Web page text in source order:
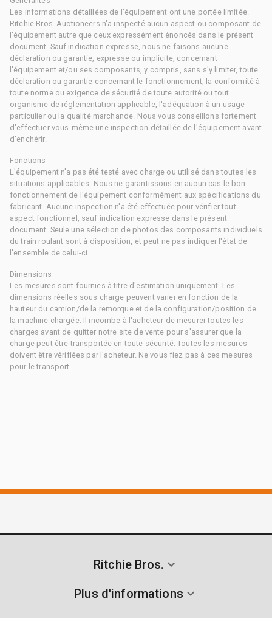
Les informations détaillées de l'équipement ont une portée limitée.
Ritchie Bros. Auctioneers n'a inspecté aucun aspect ou composant de
l'équipement autre que ceux expressément énoncés dans le présent
document. Sauf indication expresse, nous ne faisons aucune
déclaration ou garantie, expresse ou implicite, concernant
l'équipement et/ou ses composants, y compris, sans s'y limiter, toute
déclaration ou garantie concernant le fonctionnement, la conformité à
toute norme ou exigence de sécurité de toute autorité ou tout
organisme de réglementation applicable, l'adéquation à un usage
particulier ou la qualité marchande. Nous vous conseillons fortement
d'effectuer vous-même une inspection détaillée de l'équipement avant
d'enchérir.
Fonctions
L'équipement n'a pas été testé avec charge ou utilisé dans toutes les
situations applicables. Nous ne garantissons en aucun cas le bon
fonctionnement de l'équipement conformément aux spécifications du
fabricant. Aucune inspection n'a été effectuée pour vérifier tout
aspect fonctionnel, sauf indication expresse dans le présent
document. Seule une sélection de photos des composants individuels
du train roulant sont à disposition, et peut ne pas indiquer l'état de
l'ensemble de celui-ci.
Dimensions
Les mesures sont fournies à titre d'estimation uniquement. Les
dimensions réelles sous charge peuvent varier en fonction de la
hauteur du camion/de la remorque et de la configuration/position de
la machine chargée. Il incombe à l'acheteur de mesurer toutes les
charges avant de quitter notre site de vente pour s'assurer que la
charge peut être transportée en toute sécurité. Toutes les mesures
doivent être vérifiées par l'acheteur. Ne vous fiez pas à ces mesures
pour le transport.
Ritchie Bros.
Plus d'informations